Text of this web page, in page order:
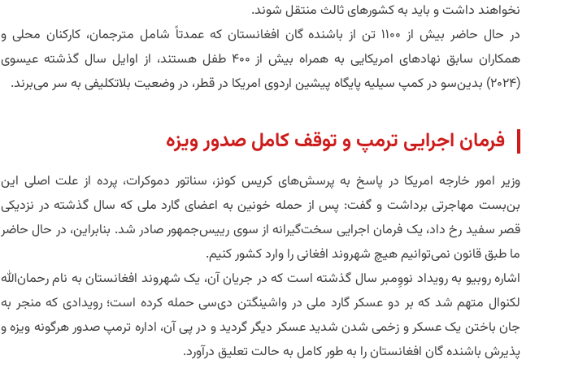
نخواهند داشت و باید به کشورهای ثالث منتقل شوند.
​در حال حاضر بیش از ۱۱۰۰ تن از باشنده گان افغانستان که عمدتاً شامل مترجمان، کارکنان محلی و
همکاران سابق نهادهای امریکایی به همراه بیش از ۴۰۰ طفل هستند، از اوایل سال گذشته عیسوی
(۲۰۲۴) بدین‌سو در کمپ سیلیه پایگاه پیشین اردوی امریکا در قطر، در وضعیت بلاتکلیفی به سر می‌برند.
​فرمان اجرایی ترمپ و توقف کامل صدور ویزه
​وزیر امور خارجه امریکا در پاسخ به پرسش‌های کریس کونز، سناتور دموکرات، پرده از علت اصلی این
بن‌بست مهاجرتی برداشت و گفت: پس از حمله خونین به اعضای گارد ملی که سال گذشته در نزدیکی
قصر سفید رخ داد، یک فرمان اجرایی سخت‌گیرانه از سوی رییس‌جمهور صادر شد. بنابراین، در حال حاضر
ما طبق قانون نمی‌توانیم هیچ شهروند افغانی را وارد کشور کنیم.
​اشاره روبیو به رویداد نووِمبر سال گذشته است که در جریان آن، یک شهروند افغانستان به نام رحمان‌الله
لکنوال متهم شد که بر دو عسکر گارد ملی در واشینگتن دی‌سی حمله کرده است؛ رویدادی که منجر به
جان باختن یک عسکر و زخمی شدن شدید عسکر دیگر گردید و در پی آن، اداره ترمپ صدور هرگونه ویزه و
پذیرش باشنده گان افغانستان را به طور کامل به حالت تعلیق درآورد.